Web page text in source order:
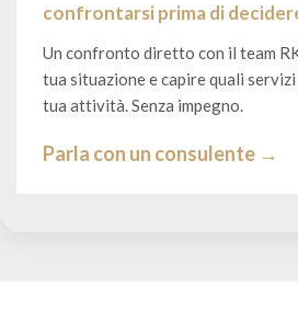
confrontarsi prima di
Un confronto diretto con il team
tua situazione e capire quali
tua attività. Senza impegno.
Parla con un consulente →